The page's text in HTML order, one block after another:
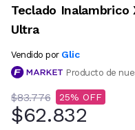
Teclado
Ultra
Vendido por Glic
Producto de
$83.776 25
$62.832